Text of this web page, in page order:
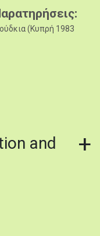
(Κυπρή 1983
and